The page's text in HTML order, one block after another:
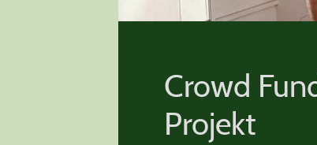
Crowd
Projekt